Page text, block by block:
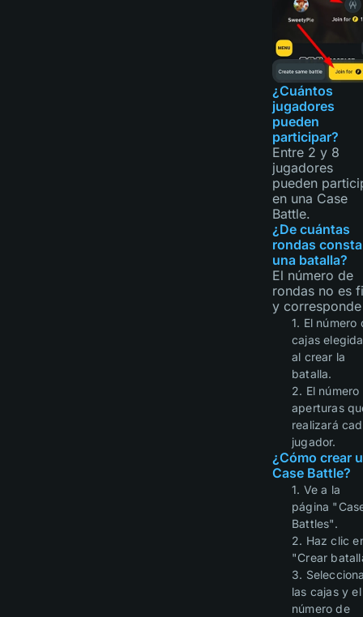
¿Cuántos
jugadores
pueden
participar?
Entre 2 y 8
jugadores
pueden
en una Case
Battle.
¿De cuántas
rondas consta
una batalla?
El número de
rondas no es
y
1. El número
cajas
al crear la
batalla.
2. El número
aperturas
realizará
jugador.
¿Cómo crear
Case Battle?
1. Ve a la
página
Battles".
2. Haz clic
"Crear
3.
las cajas y el
número de